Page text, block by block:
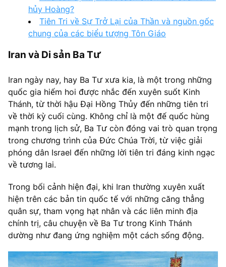
hủy Hoàng?
Tiên Tri về Sự Trở Lại của Thần và nguồn gốc
chung của các biểu tượng Tôn Giáo
Iran và Di sản Ba Tư
Iran ngày nay, hay Ba Tư xưa kia, là một trong những
quốc gia hiếm hoi được nhắc đến xuyên suốt Kinh
Thánh, từ thời hậu Đại Hồng Thủy đến những tiên tri
về thời kỳ cuối cùng. Không chỉ là một đế quốc hùng
mạnh trong lịch sử, Ba Tư còn đóng vai trò quan trọng
trong chương trình của Đức Chúa Trời, từ việc giải
phóng dân Israel đến những lời tiên tri đáng kinh ngạc
về tương lai.
Trong bối cảnh hiện đại, khi Iran thường xuyên xuất
hiện trên các bản tin quốc tế với những căng thẳng
quân sự, tham vọng hạt nhân và các liên minh địa
chính trị, câu chuyện về Ba Tư trong Kinh Thánh
dường như đang ứng nghiệm một cách sống động.